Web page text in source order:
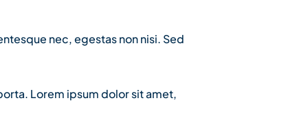
nec, egestas non nisi. Sed
Lorem ipsum dolor sit amet,